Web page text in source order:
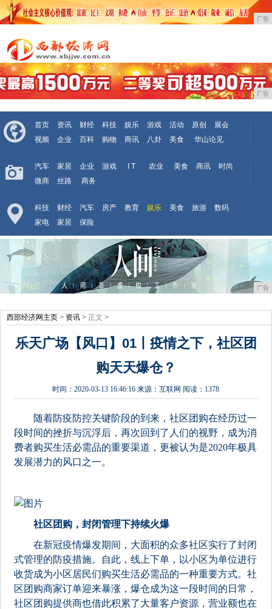
广告
广告
首页 资讯 财经 科技 娱乐 游戏 活动 原创
展会
视频
企业 百科 购物 商讯 八卦 美食 华山论见
汽车 家居 企业 游戏 I T 农业 美食 商讯
时尚
微商
丝路 商务
科技 财经 汽车 房产 教育 娱乐 美食 旅游
数码
家电
家居 保险
广告
西部经济网主页 > 资讯 > 正文 >
乐天广场【风口】01丨疫情之下，社区团
购天天爆仓？
时间：2020-03-13 16:46:16 来源：互联网 阅读：1378
随着防疫防控关键阶段的到来，社区团购在经历过一
段时间的挫折与沉浮后，再次回到了人们的视野，成为消
费者购买生活必需品的重要渠道，更被认为是2020年极具
发展潜力的风口之一。
社区团购，封闭管理下持续火爆
在新冠疫情爆发期间，大面积的众多社区实行了封闭
式管理的防疫措施。自此，线上下单，以小区为单位进行
收货成为小区居民们购买生活必需品的一种重要方式。社
区团购商家订单迎来暴涨，爆仓成为这一段时间的日常，
社区团购提供商也借此积累了大量客户资源，营业额也在